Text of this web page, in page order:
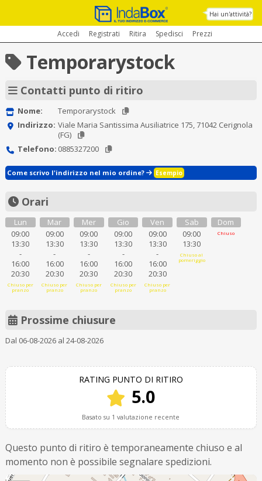
Hai un'attività?
Accedi Registrati Ritira Spedisci Prezzi
Temporarystock
Contatti punto di ritiro
Nome:
Temporarystock
Indirizzo: Viale Maria Santissima Ausiliatrice 175, 71042 Cerignola
(FG)
Telefono: 0885327200
Come scrivo l'indirizzo nel mio ordine? Esempio
Orari
Lun
09:00
13:30
-
16:00
20:30
Chiuso per
pranzo
Mar
09:00
13:30
-
16:00
20:30
Chiuso per
pranzo
Mer
09:00
13:30
-
16:00
20:30
Chiuso per
pranzo
Gio
09:00
13:30
-
16:00
20:30
Chiuso per
pranzo
Ven
09:00
13:30
-
16:00
20:30
Chiuso per
pranzo
Sab
09:00
13:30
Chiuso al
pomeriggio
Dom
Chiuso
Prossime chiusure
Dal 06-08-2026 al 24-08-2026
RATING PUNTO DI RITIRO
5.0
Basato su 1 valutazione recente
Questo punto di ritiro è temporaneamente chiuso e al
momento non è possibile segnalare spedizioni.